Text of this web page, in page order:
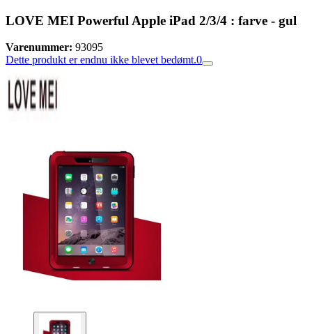
LOVE MEI Powerful Apple iPad 2/3/4 : farve - gul
Varenummer: 93095
Dette produkt er endnu ikke blevet bedømt.0